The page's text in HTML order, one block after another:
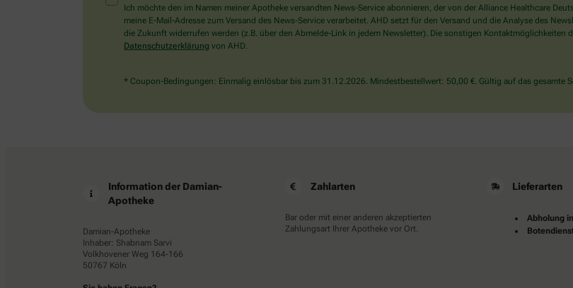
Mensch?
Dann
wählen
Schlüssel.
Ich möchte den im Namen meiner Apotheke versandten News-Service abonnieren, der von der Alliance Healthcare
meine E-Mail-Adresse zum Versand des News-Service verarbeitet. AHD setzt für den Versand und die Analyse des
die Zukunft widerrufen werden (z.B. über den Abmelde-Link in jedem Newsletter). Die sonstigen
Datenschutzerklärung von AHD.
* Coupon-Bedingungen: Einmalig einlösbar bis zum 31.12.2026. Mindestbestellwert: 50,00 €. Gültig auf das gesamte
Information der Damian-
Apotheke
Damian-Apotheke
Inhaber: Shabnam Sarvi
Volkhovener Weg 164-166
50767 Köln
Zahlarten
Bar oder mit einer anderen akzeptierten
Zahlungsart Ihrer Apotheke vor Ort.
Lieferarten
Abholung